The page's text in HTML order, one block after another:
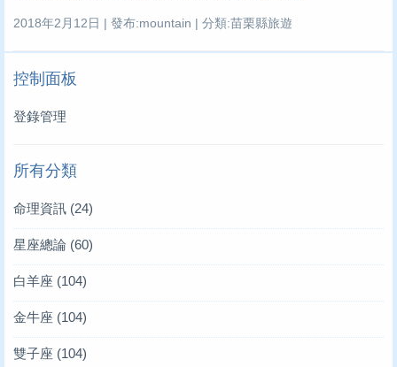
2018年2月12日 | 發布:mountain | 分類:苗栗縣旅遊
控制面板
登錄管理
所有分類
命理資訊 (24)
星座總論 (60)
白羊座 (104)
金牛座 (104)
雙子座 (104)